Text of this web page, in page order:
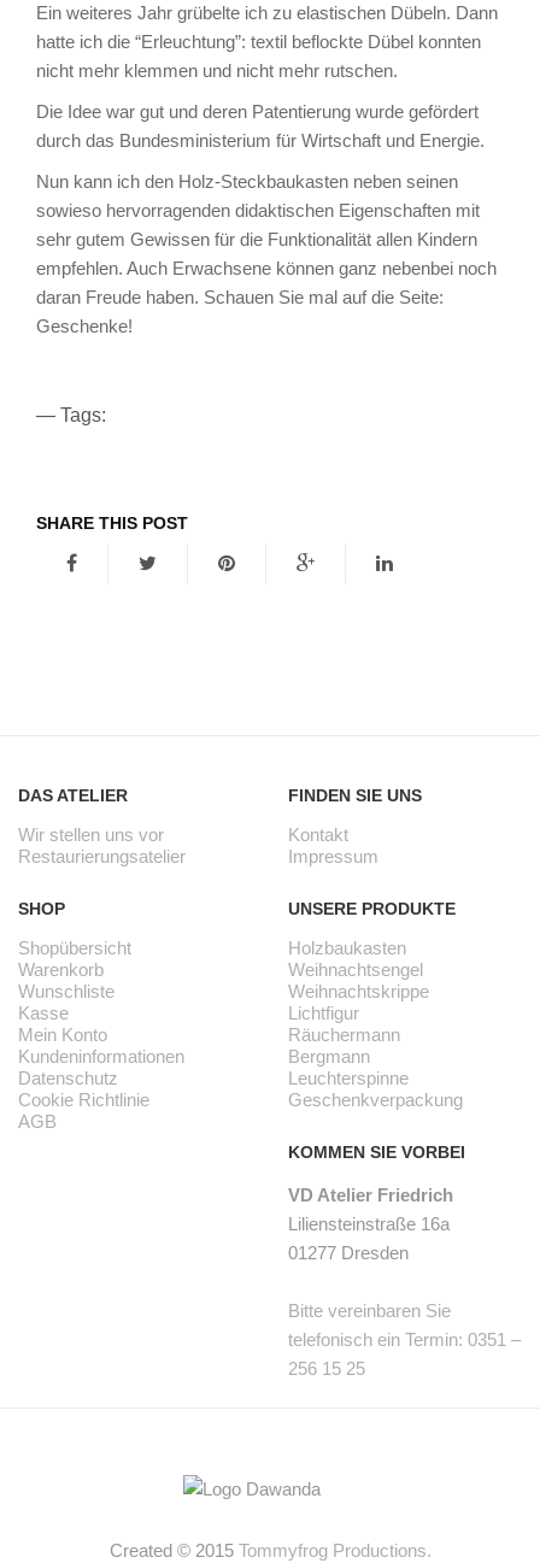
Ein weiteres Jahr grübelte ich zu elastischen Dübeln. Dann
hatte ich die “Erleuchtung”: textil beflockte Dübel konnten
nicht mehr klemmen und nicht mehr rutschen.
Die Idee war gut und deren Patentierung wurde gefördert
durch das Bundesministerium für Wirtschaft und Energie.
Nun kann ich den Holz-Steckbaukasten neben seinen
sowieso hervorragenden didaktischen Eigenschaften mit
sehr gutem Gewissen für die Funktionalität allen Kindern
empfehlen. Auch Erwachsene können ganz nebenbei noch
daran Freude haben. Schauen Sie mal auf die Seite:
Geschenke!
— Tags:
SHARE THIS POST
DAS ATELIER
Wir stellen uns vor
Restaurierungsatelier
SHOP
Shopübersicht
Warenkorb
Wunschliste
Kasse
Mein Konto
Kundeninformationen
Datenschutz
Cookie Richtlinie
AGB
FINDEN SIE UNS
Kontakt
Impressum
UNSERE PRODUKTE
Holzbaukasten
Weihnachtsengel
Weihnachtskrippe
Lichtfigur
Räuchermann
Bergmann
Leuchterspinne
Geschenkverpackung
KOMMEN SIE VORBEI
VD Atelier Friedrich
Liliensteinstraße 16a
01277 Dresden
Bitte vereinbaren Sie
telefonisch ein Termin: 0351 –
256 15 25
Created © 2015 Tommyfrog Productions.